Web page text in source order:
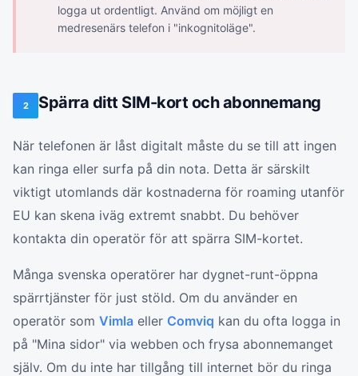
logga ut ordentligt. Använd om möjligt en
medresenärs telefon i "inkognitoläge".
2 Spärra ditt SIM-kort och abonnemang
När telefonen är låst digitalt måste du se till att ingen
kan ringa eller surfa på din nota. Detta är särskilt
viktigt utomlands där kostnaderna för roaming utanför
EU kan skena iväg extremt snabbt. Du behöver
kontakta din operatör för att spärra SIM-kortet.
Många svenska operatörer har dygnet-runt-öppna
spärrtjänster för just stöld. Om du använder en
operatör som Vimla eller Comviq kan du ofta logga in
på "Mina sidor" via webben och frysa abonnemanget
själv. Om du inte har tillgång till internet bör du ringa